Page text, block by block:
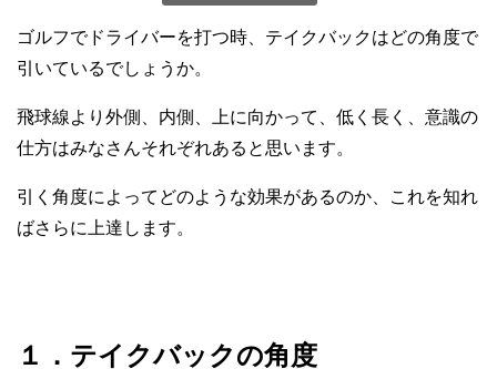
ゴルフでドライバーを打つ時、テイクバックはどの角度で
引いているでしょうか。
飛球線より外側、内側、上に向かって、低く長く、意識の
仕方はみなさんそれぞれあると思います。
引く角度によってどのような効果があるのか、これを知れ
ばさらに上達します。
１．テイクバックの角度